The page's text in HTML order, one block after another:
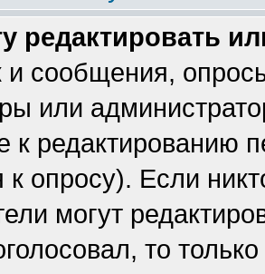
редактировать
и сообщения,
или
к редактированию
к опросу). Если
могут
то